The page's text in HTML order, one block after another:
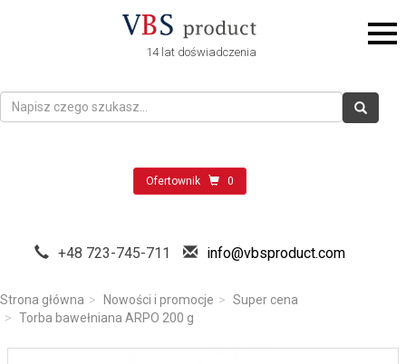
14 lat doświadczenia
Ofertownik 0
+48 723-745-711 info@vbsproduct.com
Strona główna Nowości i promocje
Super cena
Torba bawełniana ARPO 200 g